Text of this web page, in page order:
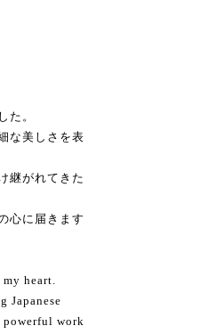
た。
な美しさを表
継がれてきた
心に届きます
heart.
Japanese
work